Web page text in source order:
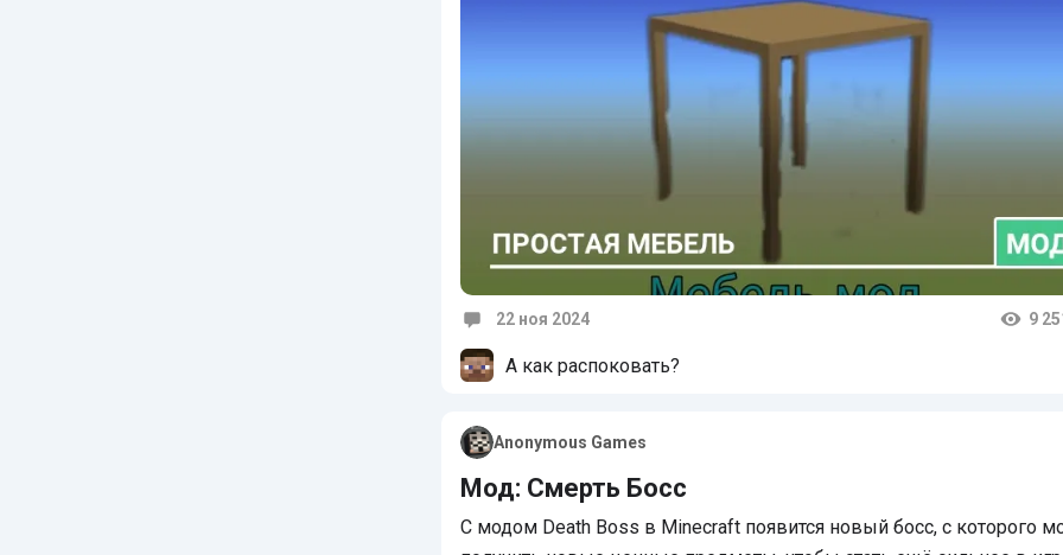
22 ноя 2024 9
А как распоковать?
Anonymous Games
Мод: Смерть Босс
С модом Death Boss в Minecraft появится новый босс, с которого